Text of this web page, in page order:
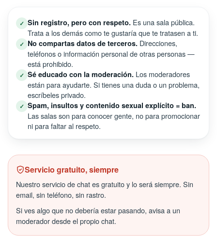
✓ Sin registro, pero con respeto. Es una sala pública.
Trata a los demás como te gustaría que te tratasen a ti.
✓ No compartas datos de terceros. Direcciones,
teléfonos o información personal de otras personas —
está prohibido.
✓ Sé educado con la moderación. Los moderadores
están para ayudarte. Si tienes una duda o un problema,
escríbeles privado.
✓ Spam, insultos y contenido sexual explícito = ban.
Las salas son para conocer gente, no para promocionar
ni para faltar al respeto.
Servicio gratuito, siempre
Nuestro servicio de chat es gratuito y lo será siempre. Sin
email, sin teléfono, sin rastro.
Si ves algo que no debería estar pasando, avisa a un
moderador desde el propio chat.